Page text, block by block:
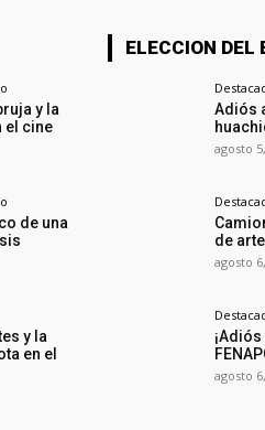
y la
el cine
de una
y la
en el
ELECCION DEL
Adiós
agosto
de
agosto
agosto